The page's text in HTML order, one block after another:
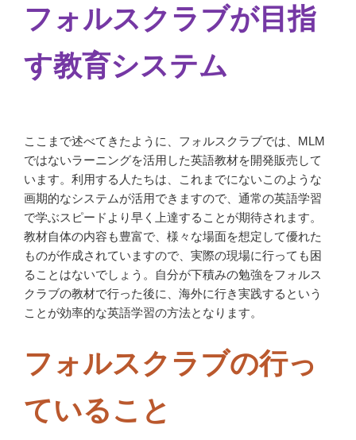
フォルスクラブが目指
す教育システム
ここまで述べてきたように、フォルスクラブでは、MLM
ではないラーニングを活用した英語教材を開発販売して
います。利用する人たちは、これまでにないこのような
画期的なシステムが活用できますので、通常の英語学習
で学ぶスピードより早く上達することが期待されます。
教材自体の内容も豊富で、様々な場面を想定して優れた
ものが作成されていますので、実際の現場に行っても困
ることはないでしょう。自分が下積みの勉強をフォルス
クラブの教材で行った後に、海外に行き実践するという
ことが効率的な英語学習の方法となります。
フォルスクラブの行っ
ていること